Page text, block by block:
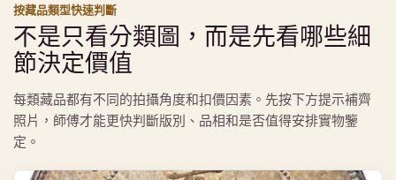
按藏品類型快速判斷
不是只看分類圖，而是先看哪些細
節決定價值
每類藏品都有不同的拍攝角度和扣價因素。先按下方提示補齊
照片，師傅才能更快判斷版別、品相和是否值得安排實物鑒
定。